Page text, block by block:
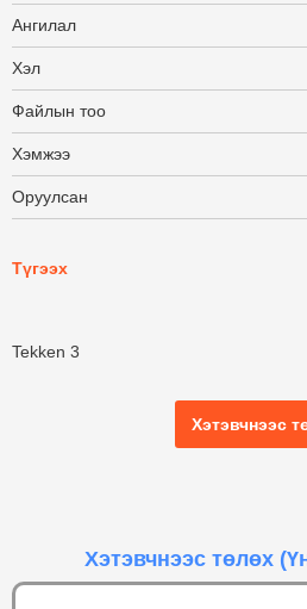
Ангилал
Хэл
Файлын тоо
Хэмжээ
Оруулсан
Түгээх
Tekken 3
Хэтэвчнээс
Хэтэвчнээс төлөх